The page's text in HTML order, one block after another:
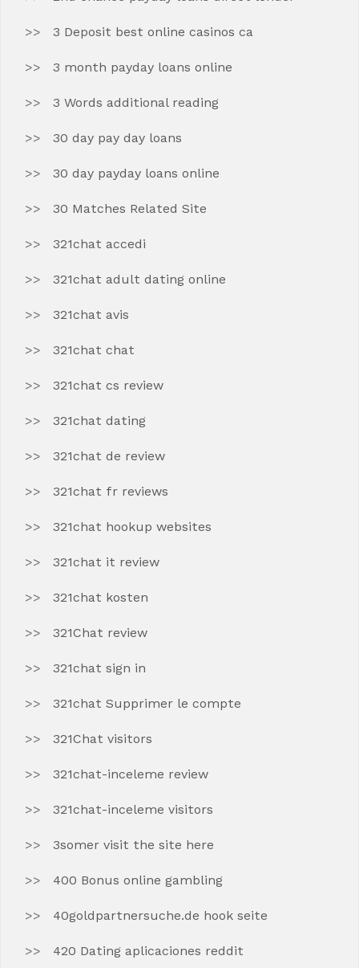
3 Deposit best online casinos ca
3 month payday loans online
3 Words additional reading
30 day pay day loans
30 day payday loans online
30 Matches Related Site
321chat accedi
321chat adult dating online
321chat avis
321chat chat
321chat cs review
321chat dating
321chat de review
321chat fr reviews
321chat hookup websites
321chat it review
321chat kosten
321Chat review
321chat sign in
321chat Supprimer le compte
321Chat visitors
321chat-inceleme review
321chat-inceleme visitors
3somer visit the site here
400 Bonus online gambling
40goldpartnersuche.de hook seite
420 Dating aplicaciones reddit